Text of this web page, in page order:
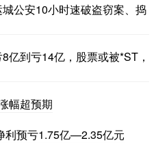
公安10小时速破盗窃案、捣
亿到亏14亿，股票或被*ST，
幅超预期
利预亏1.75亿—2.35亿元